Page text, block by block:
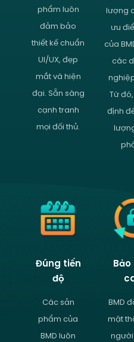
phẩm luôn
đảm bảo
thiết kế chuẩn
UI/UX, đẹp
mắt và hiện
đại. Sẵn sàng
cạnh tranh
mọi đối thủ.
lượng
ưu
của
các
Từ
định
Đúng tiến
độ
Các sản
phẩm của
BMD luôn
BMD
mật